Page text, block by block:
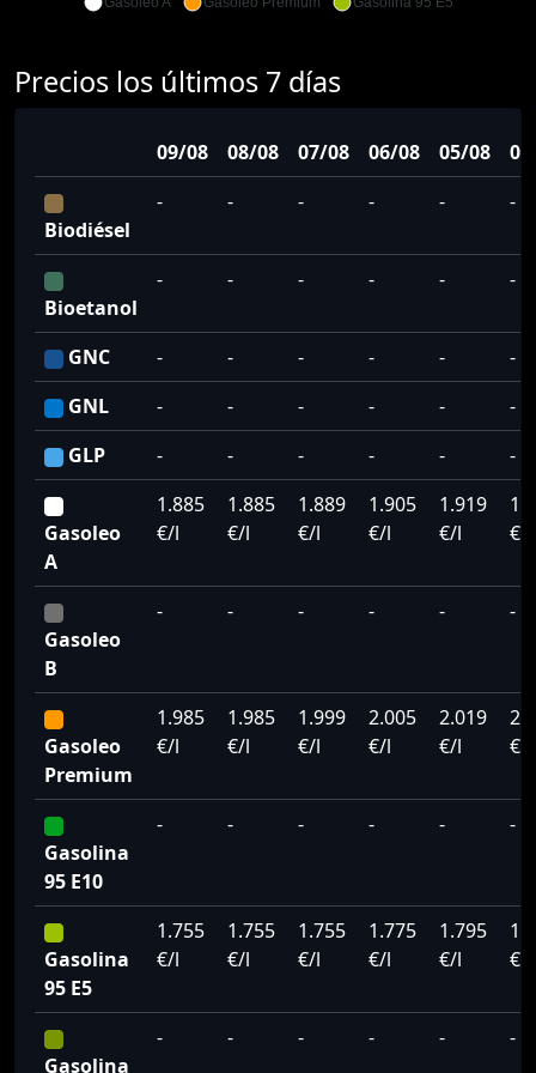
Precios los últimos 7 días
09/08 08/08 07/08 06/08 05/08
Biodiésel
- - - - - -
Bioetanol
- - - - - -
GNC - - - - -
-
GNL
- - - - -
-
GLP
- - - - - -
Gasoleo
A
1.885
€/l
1.885
€/l
1.889
€/l
1.905
€/l
1.919
€/l
€/l
Gasoleo
B
- - - - - -
Gasoleo
Premium
1.985
€/l
1.985
€/l
1.999
€/l
2.005
€/l
2.019
€/l
€/l
Gasolina
95 E10
- - - - - -
Gasolina
95 E5
1.755
€/l
1.755
€/l
1.755
€/l
1.775
€/l
1.795
€/l
€/l
Gasolina
- - - - - -